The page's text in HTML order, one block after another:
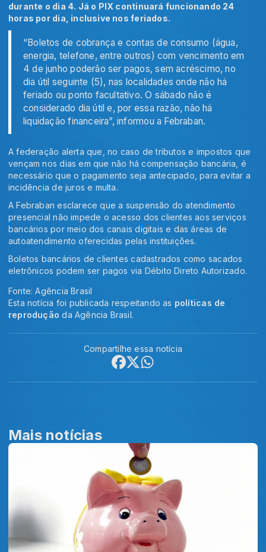
durante o dia 4. Já o PIX continuará funcionando 24
horas por dia, inclusive nos feriados.
“Boletos de cobrança e contas de consumo (água,
energia, telefone, entre outros) com vencimento em
4 de junho poderão ser pagos, sem acréscimo, no
dia útil seguinte (5), nas localidades onde não há
feriado ou ponto facultativo. O sábado não é
considerado dia útil e, por essa razão, não há
liquidação financeira”, informou a Febraban.
A federação alerta que, no caso de tributos e impostos que
vençam nos dias em que não há compensação bancária, é
necessário que o pagamento seja antecipado, para evitar a
incidência de juros e multa.
A Febraban esclarece que a suspensão do atendimento
presencial não impede o acesso dos clientes aos serviços
bancários por meio dos canais digitais e das áreas de
autoatendimento oferecidas pelas instituições.
Boletos bancários de clientes cadastrados como sacados
eletrônicos podem ser pagos via Débito Direto Autorizado.
Fonte: Agência Brasil
Esta notícia foi publicada respeitando as políticas de
reprodução da Agência Brasil.
Compartilhe essa notícia
Mais notícias